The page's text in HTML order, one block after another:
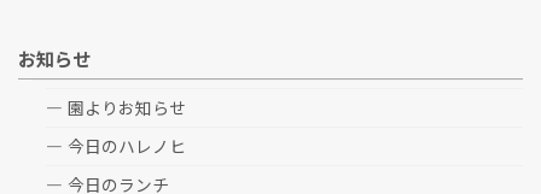
お知らせ
園よりお知らせ
今日のハレノヒ
今日のランチ